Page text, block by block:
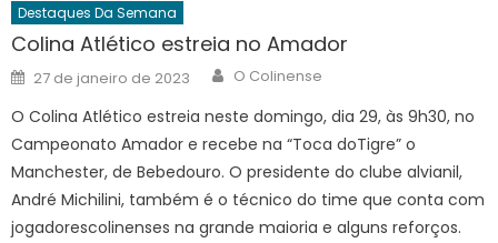
Destaques Da Semana
Colina Atlético estreia no Amador
Posted
on
27 de janeiro de 2023 Author
O Colinense
O Colina Atlético estreia neste domingo, dia 29, às 9h30, no
Campeonato Amador e recebe na “Toca doTigre” o
Manchester, de Bebedouro. O presidente do clube alvianil,
André Michilini, também é o técnico do time que conta com
jogadorescolinenses na grande maioria e alguns reforços.